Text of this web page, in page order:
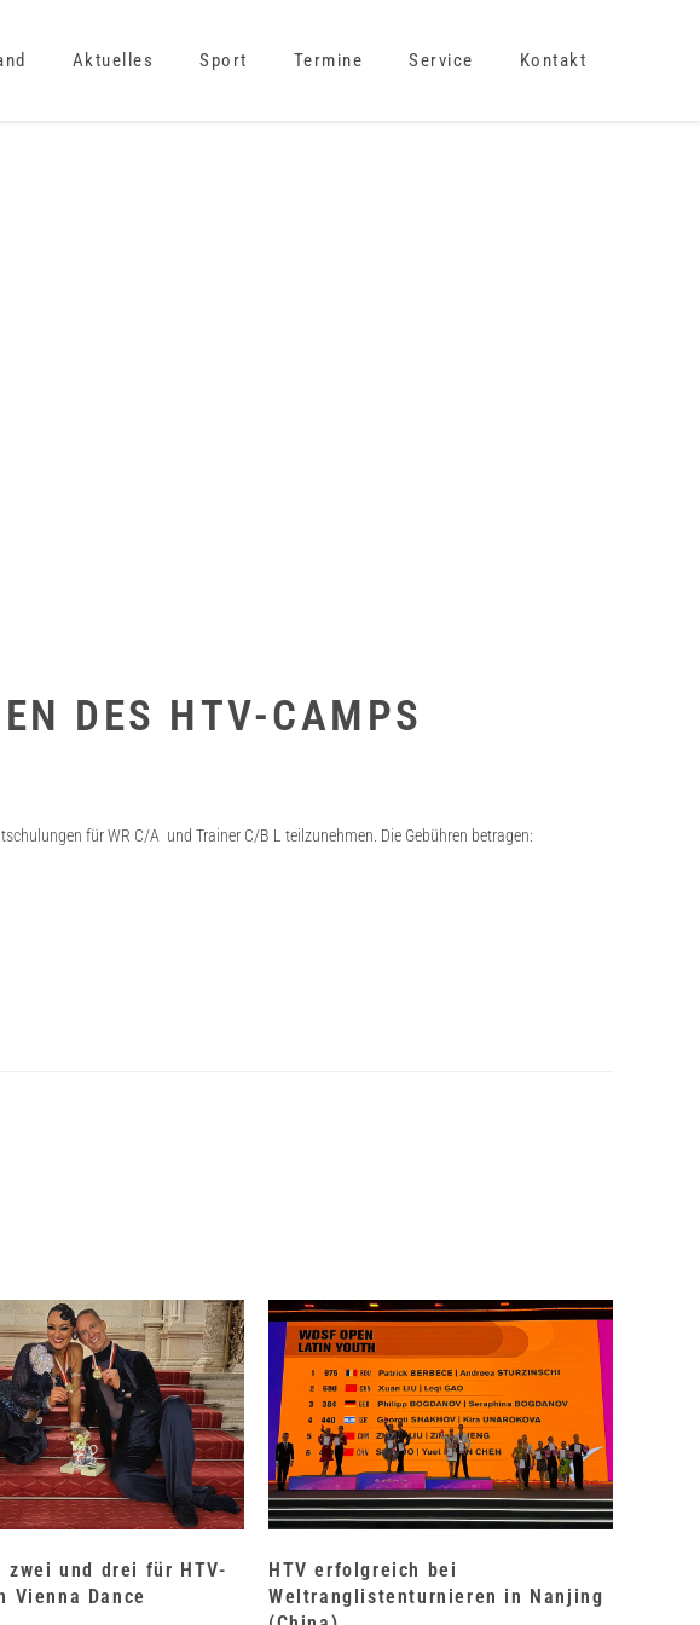
Aktuelles Sport Termine Service Kontakt
DES HTV-CAMPS
für WR C/A und Trainer C/B L teilzunehmen. Die Gebühren betragen:
zwei und drei für HTV-
Vienna Dance
HTV erfolgreich bei
Weltranglistenturnieren in Nanjing